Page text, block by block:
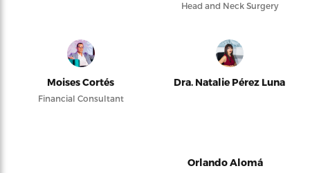
Head and Neck Surgery
Moises Cortés
Financial Consultant
Dra. Natalie Pérez Luna
Orlando Alomá